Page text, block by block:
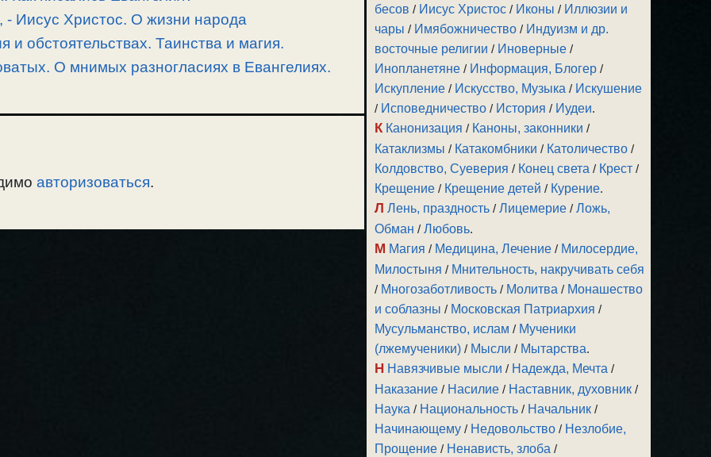
-­ Иисус Христос. О жизни народа
обстоятельствах. Таинства и магия.
О мнимых разногласиях в Евангелиях.
авторизоваться.
бесов / Иисус Христос / Иконы / Иллюзии и
чары / Имябожничество / Индуизм и др.
восточные религии / Иноверные /
Инопланетяне / Информация, Блогер /
Искупление / Искусство, Музыка / Искушение
/ Исповедничество / История / Иудеи.
К Канонизация / Каноны, законники /
Катаклизмы / Катакомбники / Католичество /
Колдовство, Суеверия / Конец света / Крест /
Крещение / Крещение детей / Курение.
Л Лень, праздность /Лицемерие /Ложь,
Обман /Любовь.
М Магия / Медицина, Лечение / Милосердие,
Милостыня / Мнительность, накручивать себя
/ Многозаботливость / Молитва / Монашество
и соблазны / Московская Патриархия /
Мусульманство, ислам / Мученики
(лжемученики) / Мысли / Мытарства.
Н Навязчивые мысли / Надежда, Мечта /
Наказание / Насилие / Наставник, духовник /
Наука / Национальность / Начальник /
Начинающему / Недовольство / Незлобие,
Прощение / Ненависть, злоба /